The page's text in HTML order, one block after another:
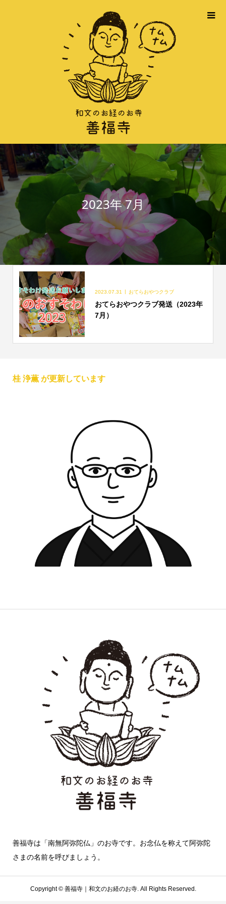
2023年 7月
2023.07.31 おてらおやつクラブ
おてらおやつクラブ発送（2023年
7月）
桂 浄薫 が更新しています
善福寺は「南無阿弥陀仏」のお寺です。お念仏を称えて阿弥陀
さまの名前を呼びましょう。
Copyright ©善福寺｜和文のお経のお寺. All Rights Reserved.